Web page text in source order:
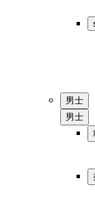
男士
男士